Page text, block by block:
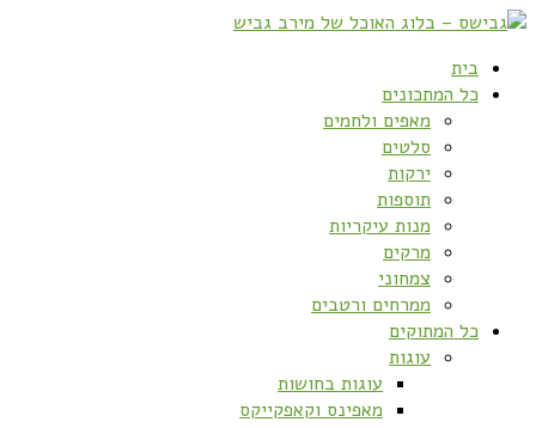
בית
כל המתכונים
מאפים ולחמים
סלטים
ירקות
תוספות
מנות עיקריות
מרקים
צמחוני
ממרחים ורטבים
כל המתוקים
עוגות
עוגות בחושות
מאפינס וקאפקייקס